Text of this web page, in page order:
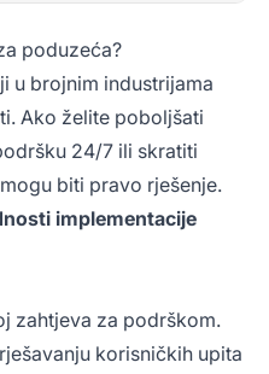
poduzeća?
u brojnim industrijama
Ako želite poboljšati
24/7 ili skratiti
biti pravo rješenje.
implementacije
zahtjeva za podrškom.
korisničkih upita